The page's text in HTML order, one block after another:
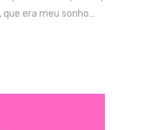
era meu sonho…